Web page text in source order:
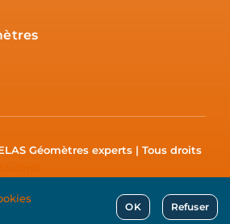
Géomètres experts | Tous droits
OK Refuser